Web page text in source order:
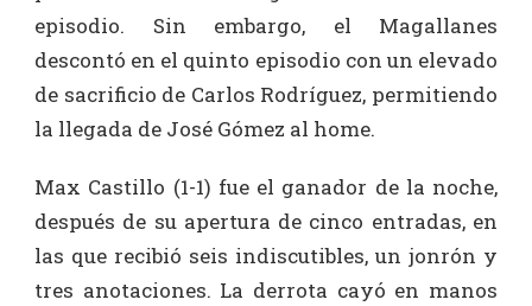
episodio. Sin embargo, el Magallanes
descontó en el quinto episodio con un elevado
de sacrificio de Carlos Rodríguez, permitiendo
la llegada de José Gómez al home.
Max Castillo (1-1) fue el ganador de la noche,
después de su apertura de cinco entradas, en
las que recibió seis indiscutibles, un jonrón y
tres anotaciones. La derrota cayó en manos